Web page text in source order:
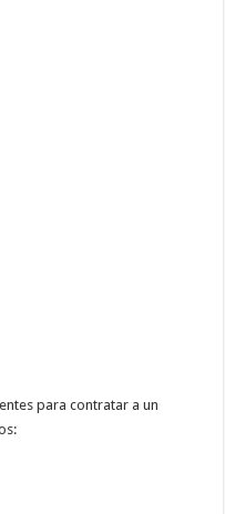
para contratar a un